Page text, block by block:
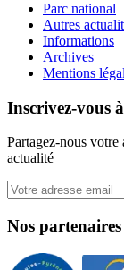
Parc national
Autres
Informations
Archives
Mentions
Inscrivez-vous
Partagez-nous votre
actualité
Nos partenaires